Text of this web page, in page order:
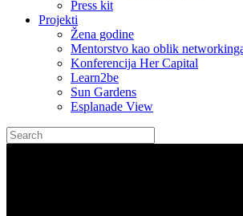
Press kit
Projekti
Žena godine
Mentorstvo kao oblik
Konferencija Her Capital
Learn2be
Sun Gardens
Esplanade View